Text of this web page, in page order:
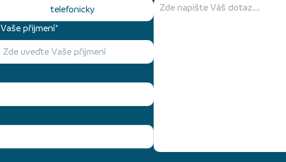
telefonicky
Vaše přijmení*